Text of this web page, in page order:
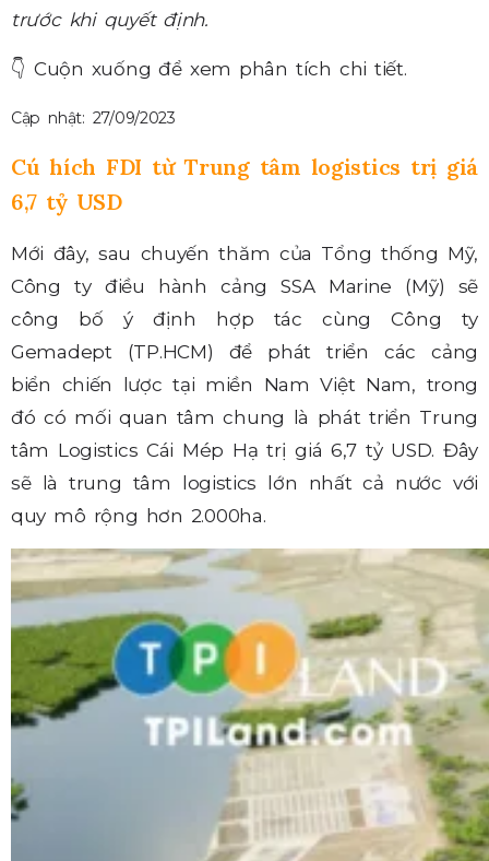
trước khi quyết định.
👇 Cuộn xuống để xem phân tích chi tiết.
Cập nhật: 27/09/2023
Cú hích FDI từ Trung tâm logistics trị giá
6,7 tỷ USD
Mới đây, sau chuyến thăm của Tổng thống Mỹ,
Công ty điều hành cảng SSA Marine (Mỹ) sẽ
công bố ý định hợp tác cùng Công ty
Gemadept (TP.HCM) để phát triển các cảng
biển chiến lược tại miền Nam Việt Nam, trong
đó có mối quan tâm chung là phát triển Trung
tâm Logistics Cái Mép Hạ trị giá 6,7 tỷ USD. Đây
sẽ là trung tâm logistics lớn nhất cả nước với
quy mô rộng hơn 2.000ha.